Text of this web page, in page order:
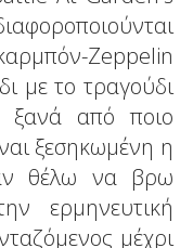
Zeppelin
με το τραγούδι
ξανά από ποιο
ξεσηκωμένη η
θέλω να βρω
ερμηνευτική
μέχρι